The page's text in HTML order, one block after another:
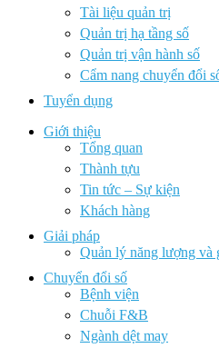
Tài liệu quản trị
Quản trị hạ tầng số
Quản trị vận hành số
Cẩm nang chuyển đổi
Tuyển dụng
Giới thiệu
Tổng quan
Thành tựu
Tin tức – Sự kiện
Khách hàng
Giải pháp
Quản lý năng lượng và
Chuyển đổi số
Bệnh viện
Chuỗi F&B
Ngành dệt may